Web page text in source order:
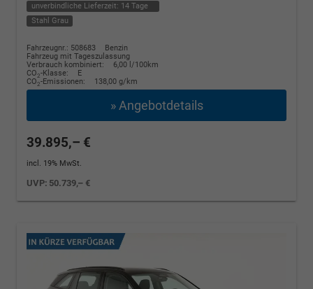
unverbindliche Lieferzeit: 14 Tage
Stahl Grau
Fahrzeugnr.: 508683
Benzin
Fahrzeug mit Tageszulassung
Verbrauch kombiniert:
6,00 l/100km
CO2-Klasse:
E
CO2-Emissionen: 138,00 g/km
» Angebotdetails
39.895,– €
incl. 19% MwSt.
UVP: 50.739,– €